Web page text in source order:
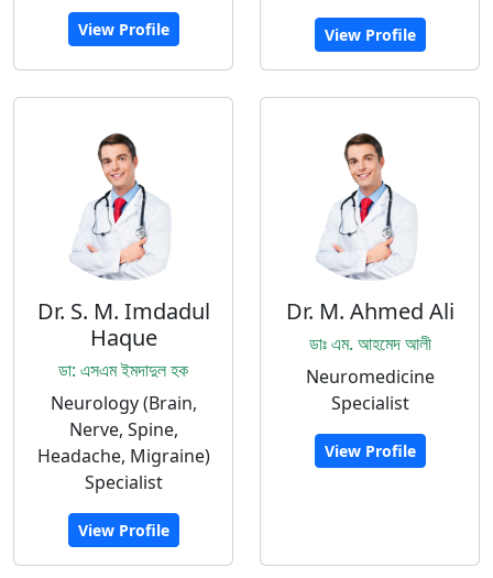
View Profile View Profile
Dr. S. M. Imdadul
Haque
ডা: এসএম ইমদাদুল হক
Neurology (Brain,
Nerve, Spine,
Headache, Migraine)
Specialist
View Profile
Dr. M. Ahmed Ali
ডাঃ এম. আহমেদ আলী
Neuromedicine
Specialist
View Profile